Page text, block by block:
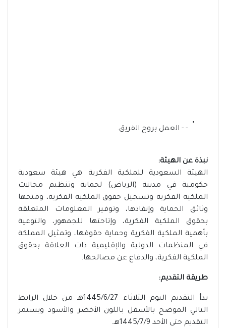
- - العمل بروح الفريق.
نبذة عن الهيئة:
الهيئة السعودية للملكية الفكرية هي هيئة سعودية
حكومية في مدينة (الرياض) لحماية وتنظيم مجالات
الملكية الفكرية وتسجيل حقوق الملكية الفكرية، ومنحها
وثائق الحماية وإنفاذها، وتوفير المعلومات المتعلقة
بحقوق الملكية الفكرية، وإتاحتها للجمهور، والتوعية
بأهمية الملكية الفكرية وحماية حقوقها، وتمثيل المملكة
في المنظمات الدولية والإقليمية ذات العلاقة بحقوق
الملكية الفكرية، والدفاع عن مصالحها.
طريقة التقديم:
بدأ التقديم اليوم الثلاثاء 1445/6/27هـ من خلال الرابط
التالي الموضح بالأسفل باللون الأخضر والأسود ويستمر
التقديم حتى الأحد 1445/7/9هـ.